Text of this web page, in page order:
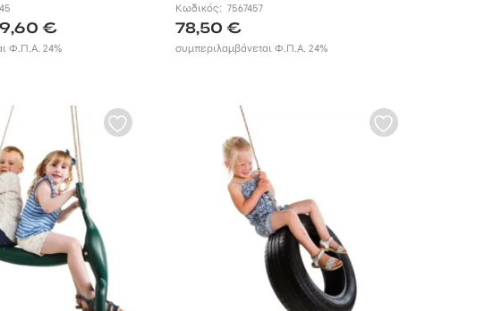
€
range:
Φ.Π.Α. 24%
Κωδικός: 7567457
78,50 €
συμπεριλαμβάνεται Φ.Π.Α. 24%